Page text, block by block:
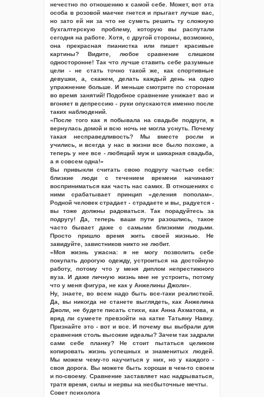
нечестно по отношению к самой себе. Может, вот эта
особа в розовой маечке гнется и прыгает лучше вас,
но зато ей ни за что не суметь решить ту сложную
бухгалтерскую проблему, которую вы распутали
сегодня на работе. Хотя, с другой стороны, возможно,
она прекрасная пианистка или пишет красивые
картины? Видите, любое сравнение слишком
односторонне! Так что лучше ставить себе разумные
цели - не стать точно такой же, как спортивные
девушки, а, скажем, делать каждый день на одно
упражнение больше. И меньше смотрите по сторонам
во время занятий! Подобное сравнение унижает вас и
вгоняет в депрессию - руки опускаются именно после
таких наблюдений.
«После того как я побывала на свадьбе подруги, я
вернулась домой и всю ночь не могла уснуть. Почему
такая несправедливость? Мы вместе росли и
учились, и всегда у нас в жизни все было похоже, а
теперь у нее все - любящий муж и шикарная свадьба,
а я совсем одна!»
Вы привыкли считать свою подругу частью себя:
близкие люди с течением времени начинают
восприниматься как часть нас самих. В отношениях с
ними срабатывает принцип «деления пополам».
Родной человек страдает - страдаете и вы, радуется -
вы тоже должны радоваться. Так порадуйтесь за
подругу! Да, теперь ваши пути разошлись, такое
часто бывает даже с самыми близкими людьми.
Просто пришло время жить своей жизнью. Не
завидуйте, завистников никто не любит.
«Моя жизнь ужасна: я не могу позволить себе
покупать дорогую одежду, устроиться на достойную
работу, потому что у меня диплом непрестижного
вуза. И даже личную жизнь мне не устроить, потому
что у меня фигура, не как у Анжелины Джоли».
Ну, знаете, во всем надо быть все-таки реалисткой.
Да, вы никогда не станете выглядеть, как Анжелина
Джоли, не будете писать стихи, как Анна Ахматова, и
вряд ли сумеете превзойти на катке Татьяну Навку.
Признайте это - вот и все. И почему вы выбрали для
сравнения столь высокие идеалы? Зачем так задрали
сами себе планку? Не стоит пытаться целиком
копировать жизнь успешных и знаменитых людей.
Мы можем чему-то научиться у них, но у каждого -
своя дорога. Вы можете быть хороши в чем-то своем
и по-своему. Сравнение заставляет нас надрываться,
тратя время, силы и нервы на несбыточные мечты.
Совет психолога